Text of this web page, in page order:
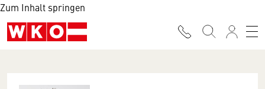
Zum Inhalt springen